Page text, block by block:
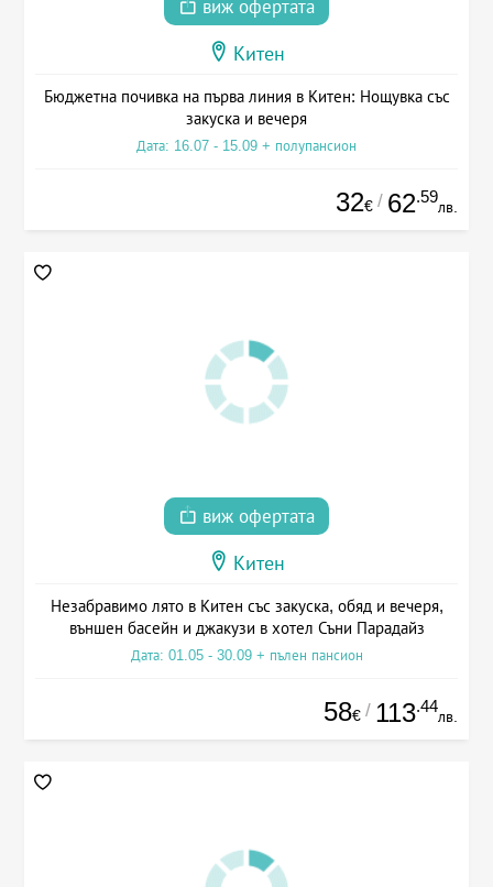
виж офертата
Китен
Бюджетна почивка на първа линия в Китен: Нощувка със
закуска и вечеря
Дата: 16.07 - 15.09 + полупансион
32€ / 62.59
лв.
виж офертата
Китен
Незабравимо лято в Китен със закуска, обяд и вечеря,
външен басейн и джакузи в хотел Съни Парадайз
Дата: 01.05 - 30.09 + пълен пансион
58€ / 113.44
лв.